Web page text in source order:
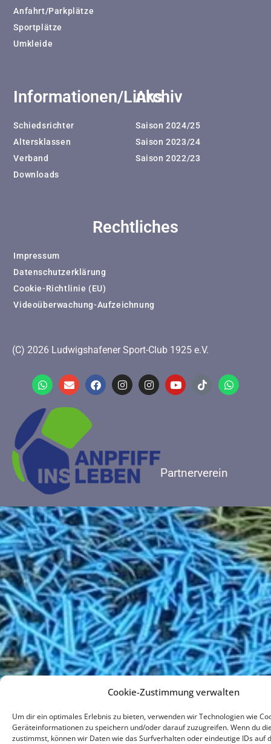
Cookie-Zustimmung verwalten
Um dir ein optimales Erlebnis zu bieten, verwenden wir Technologien wie
Geräteinformationen zu speichern und/oder darauf zuzugreifen. Wenn du
zustimmst, können wir Daten wie das Surfverhalten oder eindeutige IDs auf
Anfahrt/Parkplätze
Sportplätze
Umkleide
Informationen/Links
Schiedsrichter
Altersklassen
Verband
Downloads
Archiv
Saison 2024/25
Saison 2023/24
Saison 2022/23
Rechtliches
Impressum
Datenschutzerklärung
Cookie-Richtlinie (EU)
Videoüberwachung-Aufzeichnung
(C) 2026 Ludwigshafener Sport-Club 1925 e.V.
Partnerverein